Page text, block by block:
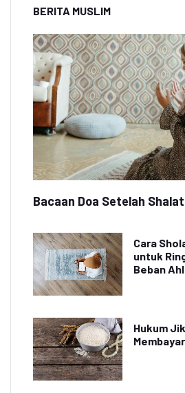
BERITA MUSLIM
Bacaan Doa Setelah
Cara
untuk
Beban
Hukum